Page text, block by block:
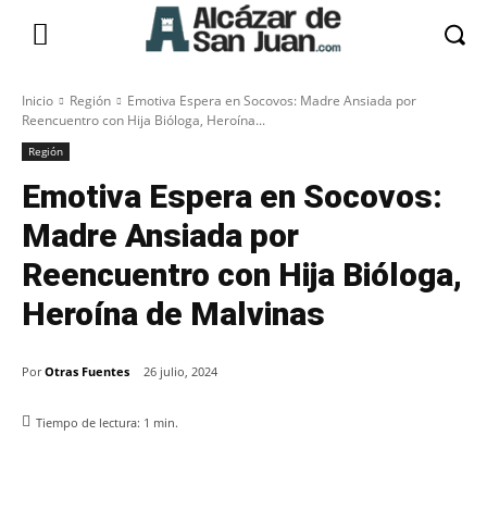
Inicio Región
Emotiva Espera en Socovos: Madre Ansiada por
Reencuentro con Hija Bióloga, Heroína...
Región
Emotiva Espera en Socovos:
Madre Ansiada por
Reencuentro con Hija Bióloga,
Heroína de Malvinas
Por Otras Fuentes 26 julio, 2024
Tiempo de lectura: 1 min.